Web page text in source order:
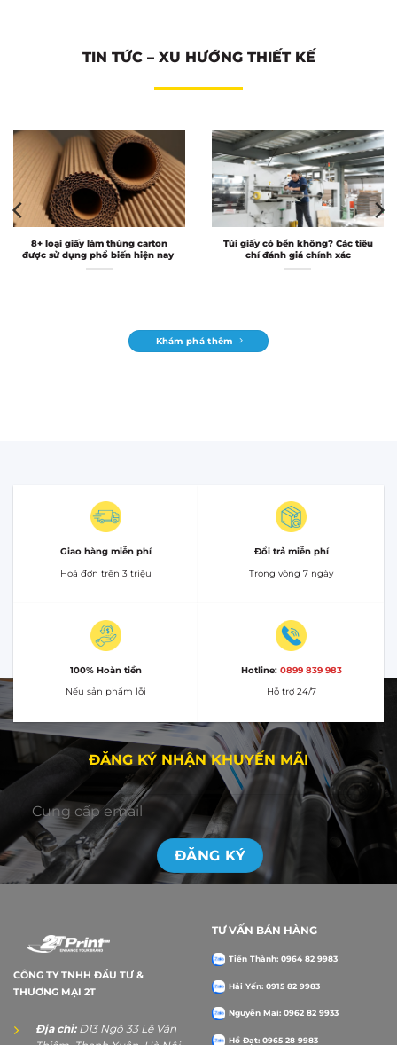
TIN TỨC – XU HƯỚNG THIẾT KẾ
8+ loại giấy làm thùng carton
được sử dụng phổ biến hiện nay
Túi giấy có bền không? Các tiêu
chí đánh giá chính xác
Khám phá thêm
Giao hàng miễn phí
Hoá đơn trên 3 triệu
Đổi trả miễn phí
Trong vòng 7 ngày
100% Hoàn tiền
Nếu sản phẩm lỗi
Hotline: 0899 839 983
Hỗ trợ 24/7
ĐĂNG KÝ NHẬN KHUYẾN MÃI
CÔNG TY TNHH ĐẦU TƯ &
THƯƠNG MẠI 2T
Địa chỉ:D13 Ngõ 33 Lê Văn
TƯ VẤN BÁN HÀNG
Tiến Thành: 0964 82 9983
Hải Yến: 0915 82 9983
Nguyễn Mai: 0962 82 9933
Hồ Đạt: 0965 28 9983